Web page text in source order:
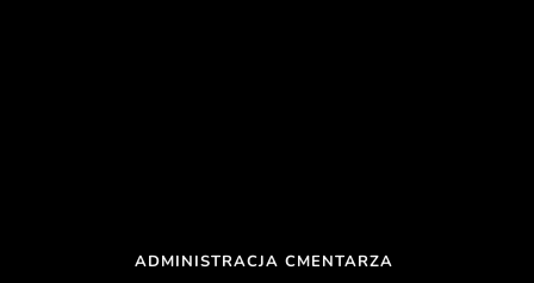
ADMINISTRACJA CMENTARZA